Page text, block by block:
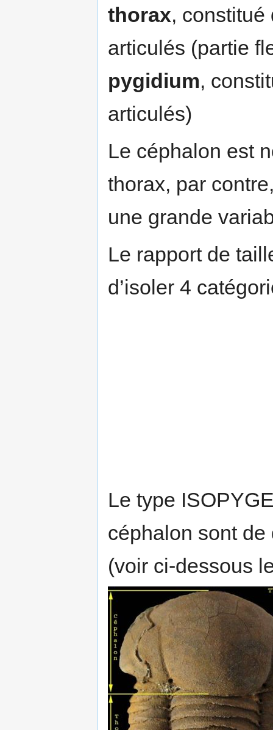
thorax, constitué
articulés (partie
pygidium,
articulés)
Le céphalon est
thorax, par
une grande
Le rapport de
d’isoler 4
Le type
céphalon sont
(voir ci-dessous